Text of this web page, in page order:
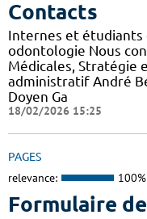
Contacts
Internes et étudiants
odontologie Nous
Médicales, Stratégie
administratif André
Doyen Ga
18/02/2026 15:25
PAGES
relevance: 100%
Formulaire